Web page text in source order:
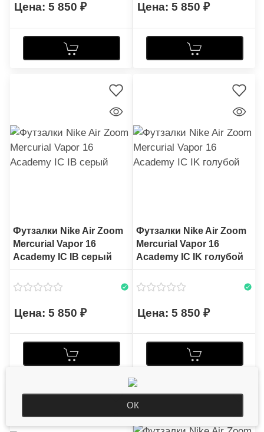
5 850 5 850
Футзалки Nike Air Zoom
Mercurial Vapor 16
Academy IC IB серый
5 850
Футзалки Nike Air Zoom
Mercurial Vapor 16
Academy IC IK голубой
5 850
ОК